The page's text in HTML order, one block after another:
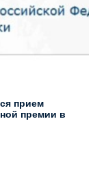
прием
премии в